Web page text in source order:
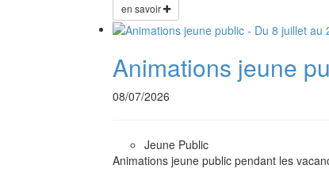
en savoir
Animations jeune
08/07/2026
Jeune Public
Animations jeune public pendant les